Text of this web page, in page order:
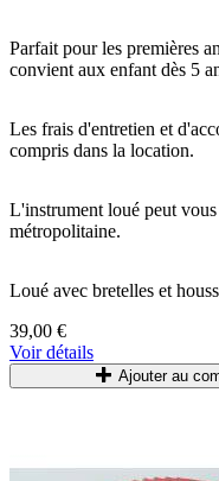
Parfait pour les premières
convient aux enfant dès 5
Les frais d'entretien et
compris dans la location.
L'instrument loué peut
métropolitaine.
Loué avec bretelles et
39,00 €
Voir détails
Ajouter au